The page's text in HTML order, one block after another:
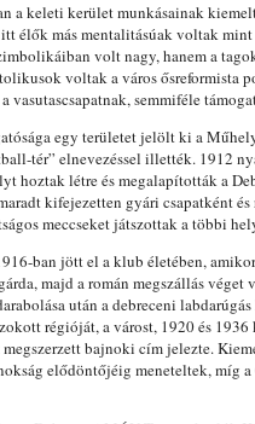
a keleti kerület munkásainak
élők más mentalitásúak voltak
volt nagy, hanem a
voltak a város ősreformista
vasutascsapatnak, semmiféle
egy területet jelölt ki a
tér” elnevezéssel illették. 1912
hoztak létre és megalapították a
kifejezetten gyári csapatként
meccseket játszottak a többi
ban jött el a klub életében,
majd a román megszállás
után a debreceni
régióját, a várost, 1920 és
bajnoki cím jelezte.
elődöntőjéig meneteltek, míg